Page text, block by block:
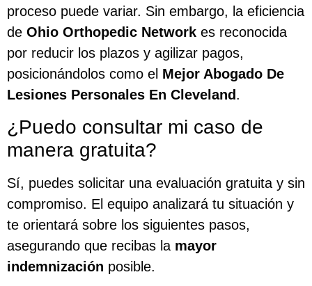
proceso puede variar. Sin embargo, la eficiencia
de Ohio Orthopedic Network es reconocida
por reducir los plazos y agilizar pagos,
posicionándolos como el Mejor Abogado De
Lesiones Personales En Cleveland.
¿Puedo consultar mi caso de
manera gratuita?
Sí, puedes solicitar una evaluación gratuita y sin
compromiso. El equipo analizará tu situación y
te orientará sobre los siguientes pasos,
asegurando que recibas la mayor
indemnización posible.